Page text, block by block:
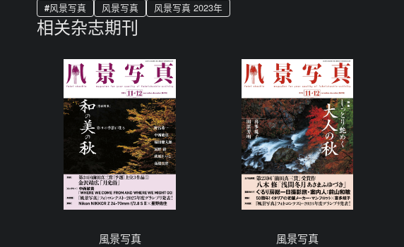
风景写真 风景写真 风景写真 2023年
相关杂志期刊
風景写真 風景写真